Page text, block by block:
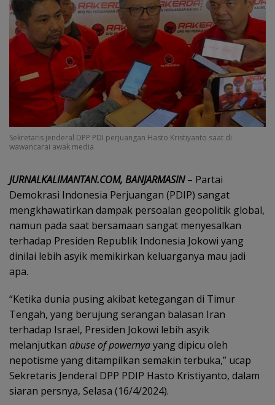
Sekretaris jenderal DPP PDI perjuangan Hasto Kristiyanto saat di
wawancarai awak media
JURNALKALIMANTAN.COM, BANJARMASIN– Partai
Demokrasi Indonesia Perjuangan (PDIP) sangat
mengkhawatirkan dampak persoalan geopolitik global,
namun pada saat bersamaan sangat menyesalkan
terhadap Presiden Republik Indonesia Jokowi yang
dinilai lebih asyik memikirkan keluarganya mau jadi
apa.
“Ketika dunia pusing akibat ketegangan di Timur
Tengah, yang berujung serangan balasan Iran
terhadap Israel, Presiden Jokowi lebih asyik
melanjutkan abuse of powernyayang dipicu oleh
nepotisme yang ditampilkan semakin terbuka,” ucap
Sekretaris Jenderal DPP PDIP Hasto Kristiyanto, dalam
siaran persnya, Selasa (16/4/2024).